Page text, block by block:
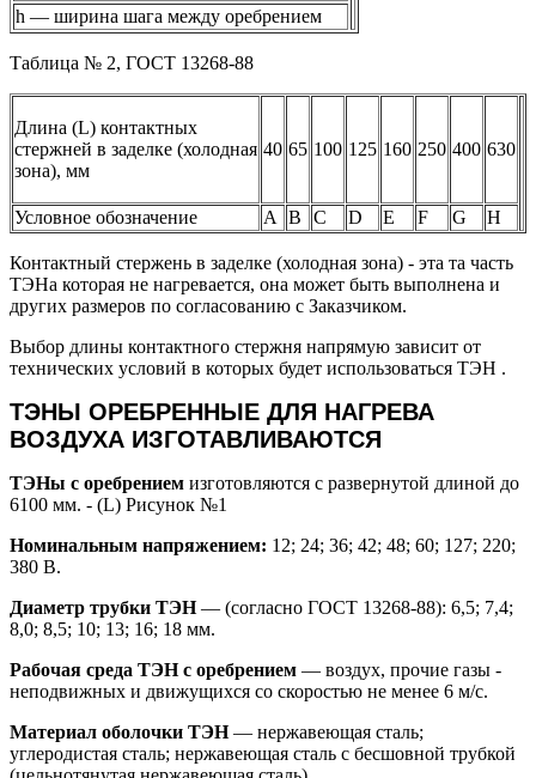
h — ширина шага между оребрением
Таблица № 2, ГОСТ 13268-88
Длина (L) контактных
стержней в заделке (холодная
зона), мм
40 65 100 125 160 250 400 630
Условное обозначение А В С D E F G H
Контактный стержень в заделке (холодная зона) - эта та часть
ТЭНа которая не нагревается, она может быть выполнена и
других размеров по согласованию с Заказчиком.
Выбор длины контактного стержня напрямую зависит от
технических условий в которых будет использоваться ТЭН .
ТЭНЫ ОРЕБРЕННЫЕ ДЛЯ НАГРЕВА
ВОЗДУХА ИЗГОТАВЛИВАЮТСЯ
ТЭНы с оребрением изготовляются с развернутой длиной до
6100 мм. - (L) Рисунок №1
Номинальным напряжением: 12; 24; 36; 42; 48; 60; 127; 220;
380 В.
Диаметр трубки ТЭН— (согласно ГОСТ 13268-88): 6,5; 7,4;
8,0; 8,5; 10; 13; 16; 18 мм.
Рабочая среда ТЭН с оребрением — воздух, прочие газы -
неподвижных и движущихся со скоростью не менее 6 м/с.
Материал оболочки ТЭН— нержавеющая сталь;
углеродистая сталь; нержавеющая сталь с бесшовной трубкой